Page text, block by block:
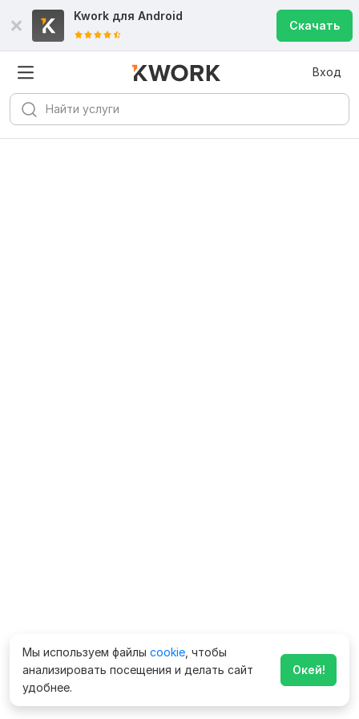
Kwork для Android
Скачать
Вход
Мы используем файлы cookie , чтобы
анализировать посещения и делать сайт
удобнее.
Окей!